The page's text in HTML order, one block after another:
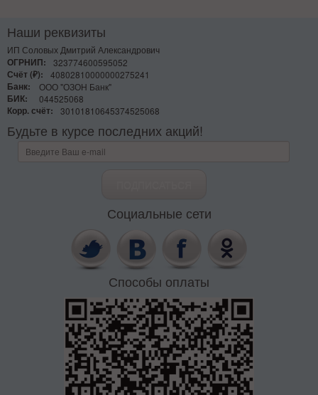
Наши реквизиты
ИП Соловых Дмитрий Александрович
ОГРНИП:
323774600595052
Счёт (₽):
40802810000000275241
Банк:
ООО "ОЗОН Банк"
БИК:
044525068
Корр. счёт:
30101810645374525068
Будьте в курсе последних акций!
Социальные сети
Способы оплаты